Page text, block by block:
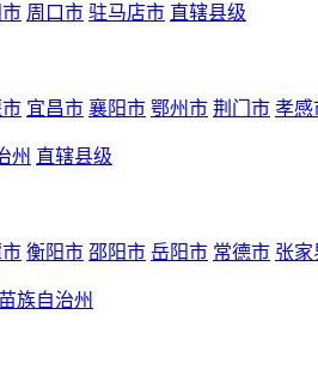
周口市 驻马店市 直辖县级
宜昌市 襄阳市 鄂州市 荆门市 孝感
州 直辖县级
衡阳市 邵阳市 岳阳市 常德市 张家
族自治州